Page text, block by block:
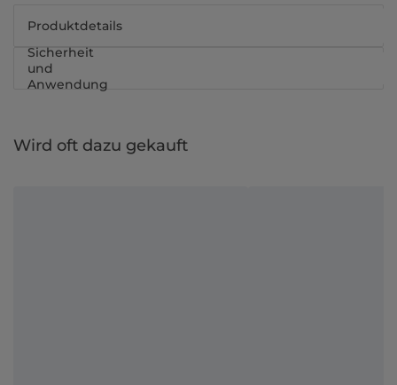
Produktdetails
Sicherheit
und
Anwendung
Wird oft dazu gekauft